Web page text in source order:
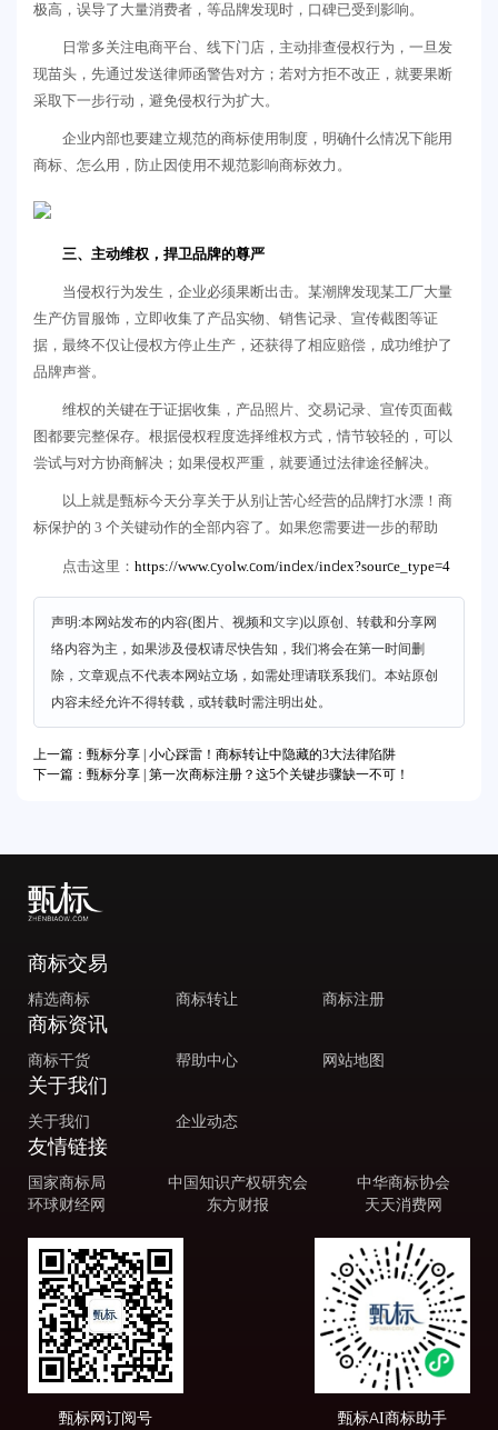
极高，误导了大量消费者，等品牌发现时，口碑已受到影响。
日常多关注电商平台、线下门店，主动排查侵权行为，一旦发
现苗头，先通过发送律师函警告对方；若对方拒不改正，就要果断
采取下一步行动，避免侵权行为扩大。
企业内部也要建立规范的商标使用制度，明确什么情况下能用
商标、怎么用，防止因使用不规范影响商标效力。
三、主动维权，捍卫品牌的尊严
当侵权行为发生，企业必须果断出击。某潮牌发现某工厂大量
生产仿冒服饰，立即收集了产品实物、销售记录、宣传截图等证
据，最终不仅让侵权方停止生产，还获得了相应赔偿，成功维护了
品牌声誉。
维权的关键在于证据收集，产品照片、交易记录、宣传页面截
图都要完整保存。根据侵权程度选择维权方式，情节较轻的，可以
尝试与对方协商解决；如果侵权严重，就要通过法律途径解决。
以上就是甄标今天分享关于从别让苦心经营的品牌打水漂！商
标保护的 3 个关键动作的全部内容了。如果您需要进一步的帮助
点击这里： https://www.cyolw.com/index/index?source_type=4
声明:本网站发布的内容(图片、视频和文字)以原创、转载和分享网
络内容为主，如果涉及侵权请尽快告知，我们将会在第一时间删
除，文章观点不代表本网站立场，如需处理请联系我们。本站原创
内容未经允许不得转载，或转载时需注明出处。
上一篇：甄标分享 | 小心踩雷！商标转让中隐藏的3大法律陷阱
下一篇：甄标分享 | 第一次商标注册？这5个关键步骤缺一不可！
商标交易
精选商标 商标转让 商标注册
商标资讯
商标干货 帮助中心 网站地图
关于我们
关于我们 企业动态
友情链接
国家商标局 中国知识产权研究会
中华商标协会
环球财经网
东方财报 天天消费网
甄标网订阅号 甄标AI商标助手